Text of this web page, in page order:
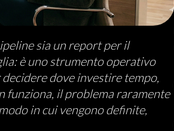
sia un report per il
è uno strumento operativo
dove investire tempo,
funziona, il problema raramente
in cui vengono definite,